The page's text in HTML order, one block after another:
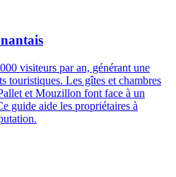
visiteurs par an, générant une
touristiques. Les gîtes et chambres
et Mouzillon font face à un
guide aide les propriétaires à